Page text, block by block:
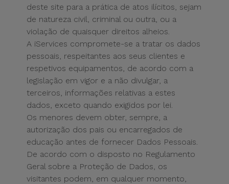
deste site para a prática de atos ilícitos, sejam
de natureza civil, criminal ou outra, ou a
violação de quaisquer direitos alheios.
A iServices compromete-se a tratar os dados
pessoais, respeitantes aos seus clientes e
respetivos equipamentos, de acordo com a
legislação em vigor e a não divulgar, a
terceiros, informações relativas a estes
dados, exceto quando exigidos por lei.
Os menores devem obter, sempre, a
autorização dos pais ou encarregados de
educação antes de fornecer Dados Pessoais.
De acordo com o disposto no Regulamento
Geral sobre a Proteção de Dados, os
visitantes podem, em qualquer momento,